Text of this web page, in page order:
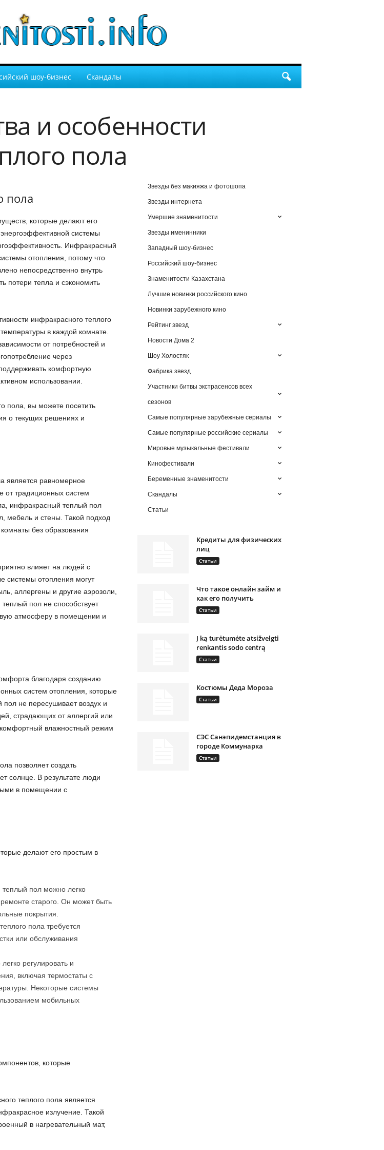
шоу-бизнес Скандалы
и особенности
пола
пола
которые делают его
системы
Инфракрасный
отопления, потому что
непосредственно внутрь
потери тепла и сэкономить
инфракрасного теплого
в каждой комнате.
от потребностей и
через
комфортную
использовании.
пола, вы можете посетить
о текущих решениях и
является равномерное
традиционных систем
инфракрасный теплый пол
мебель и стены. Такой подход
без образования
влияет на людей с
системы отопления могут
аллергены и другие аэрозоли,
пол не способствует
атмосферу в помещении и
благодаря созданию
систем отопления, которые
не пересушивает воздух и
страдающих от аллергий или
влажностный режим
позволяет создать
солнце. В результате люди
в помещении с
делают его простым в
теплый пол можно легко
ремонте старого. Он может быть
покрытия.
пола требуется
или обслуживания
регулировать и
включая термостаты с
Некоторые системы
мобильных
которые
теплого пола является
излучение. Такой
в нагревательный мат,
Звезды без макияжа и фотошопа
Звезды интернета
Умершие знаменитости
Звезды именинники
Западный шоу-бизнес
Российский шоу-бизнес
Знаменитости Казахстана
Лучшие новинки российского кино
Новинки зарубежного кино
Рейтинг звезд
Новости Дома 2
Шоу Холостяк
Фабрика звезд
Участники битвы экстрасенсов всех
сезонов
Самые популярные зарубежные сериалы
Самые популярные российские сериалы
Мировые музыкальные фестивали
Кинофестивали
Беременные знаменитости
Скандалы
Статьи
Кредиты для физических
лиц
Статьи
Что такое онлайн займ и
как его получить
Статьи
Į ką turėtumėte atsižvelgti
renkantis sodo centrą
Статьи
Костюмы Деда Мороза
Статьи
СЭС Санэпидемстанция в
городе Коммунарка
Статьи